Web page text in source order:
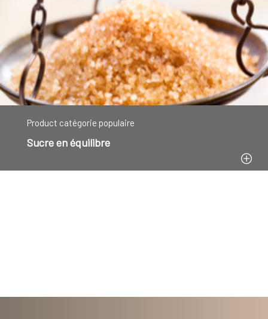
Product catégorie populaire
Sucre en équilibre